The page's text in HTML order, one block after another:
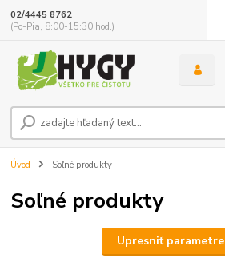
02/4445 8762
(Po-Pia, 8:00-15:30 hod.)
Úvod Soľné produkty
Soľné produkty
Upresniť parametre